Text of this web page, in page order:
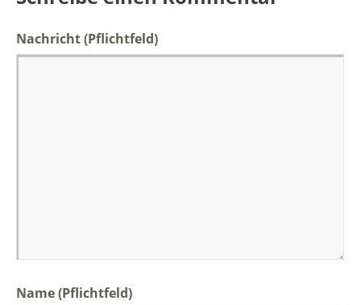
Nachricht(Pflichtfeld)
Name (Pflichtfeld)